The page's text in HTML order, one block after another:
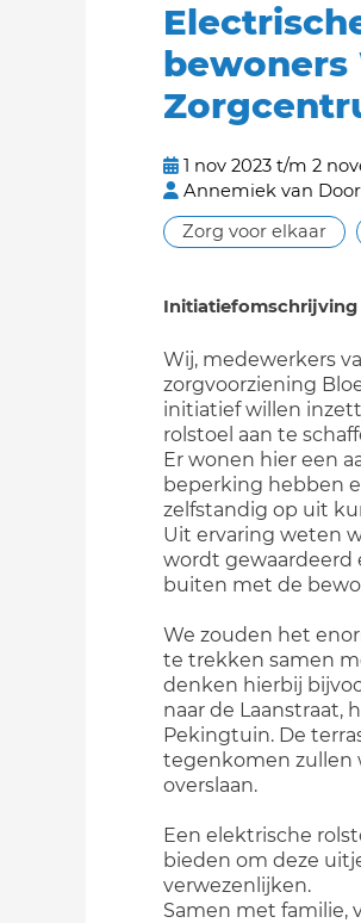
bewoners
1 nov 2023 t/m 2
Annemiek van
Zorg voor elkaar
Initiatiefomschrijving
Wij, medewerkers
zorgvoorziening
initiatief willen
rolstoel aan te
Er wonen hier een
beperking hebben
zelfstandig op uit
Uit ervaring weten
wordt gewaardeerd
buiten met de
We zouden het
te trekken samen
denken hierbij
naar de Laanstraat,
Pekingtuin. De
tegenkomen zullen
overslaan.
Een elektrische
bieden om deze
verwezenlijken.
Samen met familie,